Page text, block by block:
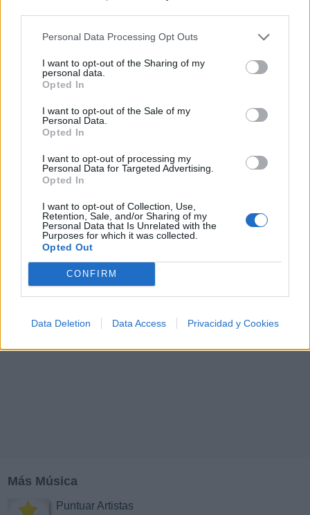
Personal Data Processing Opt Outs
I want to opt-out of the Sharing of my
personal data.
Opted In
I want to opt-out of the Sale of my
Personal Data.
Opted In
I want to opt-out of processing my
Personal Data for Targeted Advertising.
Opted In
I want to opt-out of Collection, Use,
Retention, Sale, and/or Sharing of my
Personal Data that Is Unrelated with the
Purposes for which it was collected.
Opted Out
CONFIRM
Data Deletion Data Access Privacidad y Cookies
🪐🚀 Canciones para Ver las Estrellas:
Psicodelia y Space Rock 🎸✨
🌌🚀 Viaje intergaláctico: la mejor selección de
tus noches de astronomía. 🪐🎸 Desconecta, mira
al firmamento y siente la gravedad cero. 💾 ¡Guarda
esta colección para tu próxima noche estrellada!
B C D E F G H I K
Z #
Más Música
Puntuar Artistas